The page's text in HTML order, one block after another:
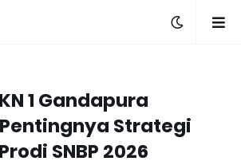
1 Gandapura
Strategi
SNBP 2026